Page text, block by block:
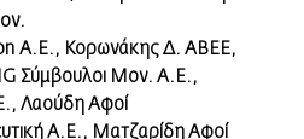
Α.Ε., Κορωνάκης Δ. ΑΒΕΕ,
Σύμβουλοι Μον. Α.Ε.,
Λαούδη Αφοί
Α.Ε., Ματζαρίδη Αφοί